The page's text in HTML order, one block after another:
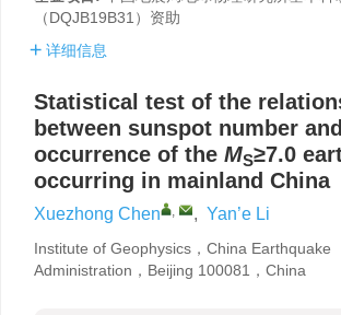
（DQJB19B31）资助
详细信息
Statistical test of the
between sunspot number
occurrence of the MS≥7.0
occurring in mainland China
Xuezhong Chen , , Yan’e Li
Institute of Geophysics，China Earthquake
Administration，Beijing 100081，China